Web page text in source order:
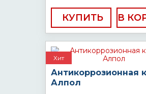
КУПИТЬ
Хит
Антикоррозионная
Алпол